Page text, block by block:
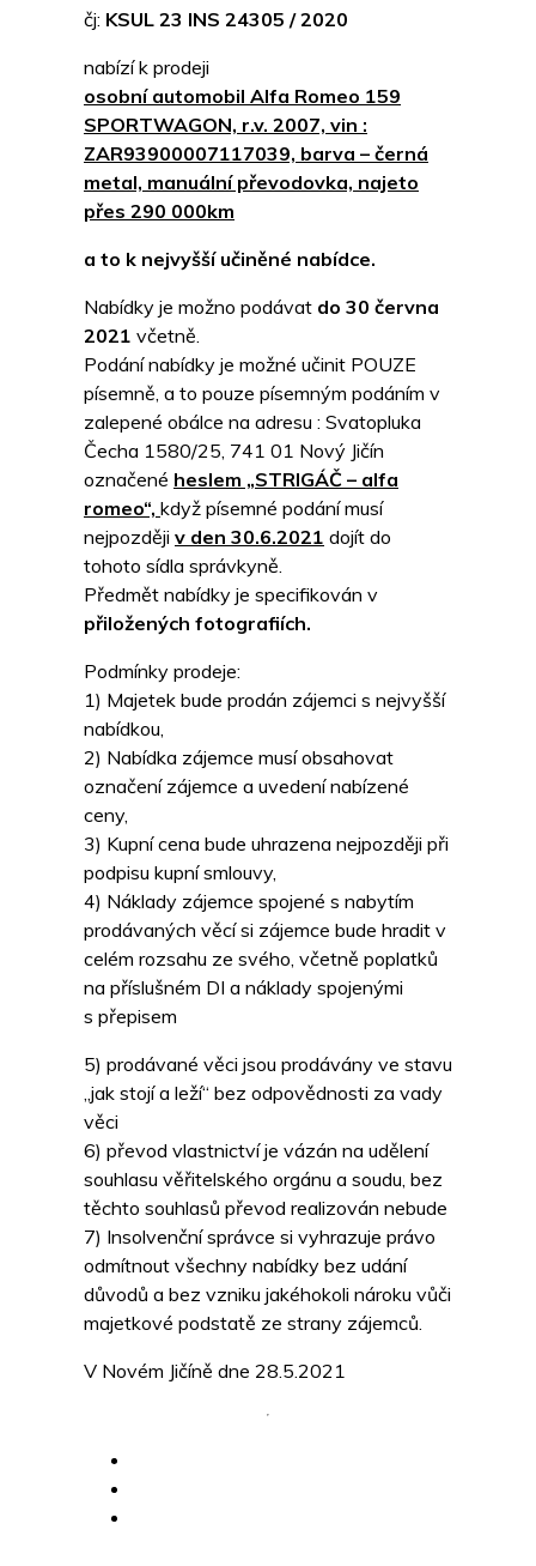
čj: KSUL 23 INS 24305 / 2020
nabízí k prodeji
osobní automobil Alfa Romeo 159
SPORTWAGON, r.v. 2007, vin :
ZAR93900007117039, barva – černá
metal, manuální převodovka, najeto
přes 290 000km
a to k nejvyšší učiněné nabídce.
Nabídky je možno podávat do 30 června
2021 včetně.
Podání nabídky je možné učinit POUZE
písemně, a to pouze písemným podáním v
zalepené obálce na adresu : Svatopluka
Čecha 1580/25, 741 01 Nový Jičín
označené heslem „STRIGÁČ – alfa
romeo“, když písemné podání musí
nejpozději v den 30.6.2021 dojít do
tohoto sídla správkyně.
Předmět nabídky je specifikován v
přiložených fotografiích.
Podmínky prodeje:
1) Majetek bude prodán zájemci s nejvyšší
nabídkou,
2) Nabídka zájemce musí obsahovat
označení zájemce a uvedení nabízené
ceny,
3) Kupní cena bude uhrazena nejpozději při
podpisu kupní smlouvy,
4) Náklady zájemce spojené s nabytím
prodávaných věcí si zájemce bude hradit v
celém rozsahu ze svého, včetně poplatků
na příslušném DI a náklady spojenými
s přepisem
5) prodávané věci jsou prodávány ve stavu
„jak stojí a leží“ bez odpovědnosti za vady
věci
6) převod vlastnictví je vázán na udělení
souhlasu věřitelského orgánu a soudu, bez
těchto souhlasů převod realizován nebude
7) Insolvenční správce si vyhrazuje právo
odmítnout všechny nabídky bez udání
důvodů a bez vzniku jakéhokoli nároku vůči
majetkové podstatě ze strany zájemců.
V Novém Jičíně dne 28.5.2021